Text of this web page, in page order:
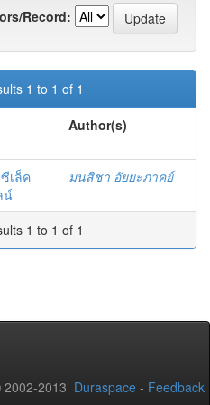
Record:
1 to 1 of 1
Author(s)
เล็ค
น์
มนสิชา อัยยะภาคย์
1 to 1 of 1
2013 Duraspace - Feedback